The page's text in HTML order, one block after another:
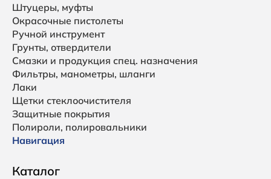
Штуцеры, муфты
Окрасочные пистолеты
Ручной инструмент
Грунты, отвердители
Смазки и продукция спец. назначения
Фильтры, манометры, шланги
Лаки
Щетки стеклоочистителя
Защитные покрытия
Полироли, полировальники
Навигация
Каталог